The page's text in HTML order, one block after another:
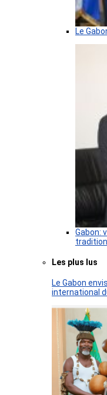
Le
Gabon:
Les plus lus
Le Gabon
international